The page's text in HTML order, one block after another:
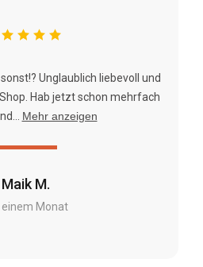
Maik M.
einem Monat
Unglaublich liebevoll und
Hab jetzt schon mehrfach
Mehr anzeigen